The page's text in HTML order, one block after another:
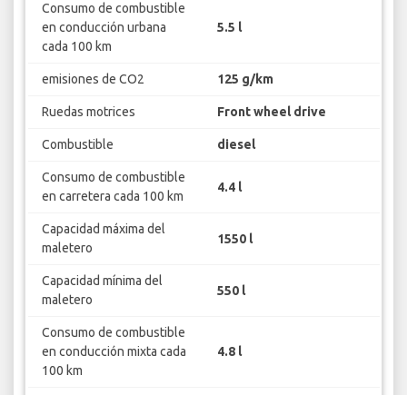
Consumo de combustible
en conducción urbana
cada 100 km
5.5 l
emisiones de CO2 125 g/km
Ruedas motrices Front wheel drive
Combustible diesel
Consumo de combustible
en carretera cada 100 km
4.4 l
Capacidad máxima del
maletero
1550 l
Capacidad mínima del
maletero
550 l
Consumo de combustible
en conducción mixta cada
100 km
4.8 l